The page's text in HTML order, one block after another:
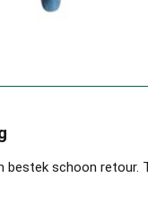
bestek schoon retour.